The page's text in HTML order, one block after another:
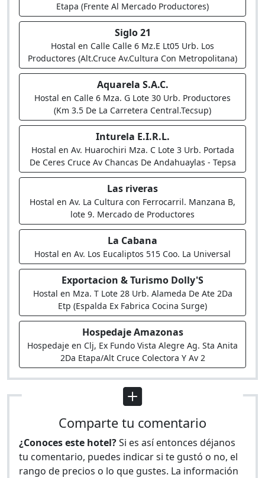
Etapa (Frente Al Mercado Productores)
Siglo 21
Hostal en Calle Calle 6 Mz.E Lt05 Urb. Los
Productores (Alt.Cruce Av.Cultura Con Metropolitana)
Aquarela S.A.C.
Hostal en Calle 6 Mza. G Lote 30 Urb. Productores
(Km 3.5 De La Carretera Central.Tecsup)
Inturela E.I.R.L.
Hostal en Av. Huarochiri Mza. C Lote 3 Urb. Portada
De Ceres Cruce Av Chancas De Andahuaylas - Tepsa
Las riveras
Hostal en Av. La Cultura con Ferrocarril. Manzana B,
lote 9. Mercado de Productores
La Cabana
Hostal en Av. Los Eucaliptos 515 Coo. La Universal
Exportacion & Turismo Dolly'S
Hostal en Mza. T Lote 28 Urb. Alameda De Ate 2Da
Etp (Espalda Ex Fabrica Cocina Surge)
Hospedaje Amazonas
Hospedaje en Clj, Ex Fundo Vista Alegre Ag. Sta Anita
2Da Etapa/Alt Cruce Colectora Y Av 2
Comparte tu comentario
¿Conoces este hotel?Si es así entonces déjanos
tu comentario, puedes indicar si te gustó o no, el
rango de precios o lo que gustes. La información